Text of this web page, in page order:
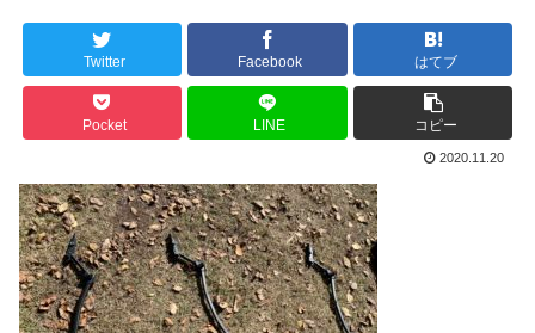
Twitter Facebook はてブ
Pocket LINE コピー
2020.11.20